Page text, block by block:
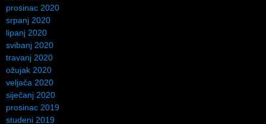
prosinac 2020
srpanj 2020
lipanj 2020
svibanj 2020
travanj 2020
ožujak 2020
veljača 2020
siječanj 2020
prosinac 2019
studeni 2019